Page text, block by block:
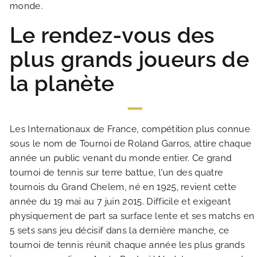
ACCUEIL
HOTEL ET SERVICES
monde.
Le rendez-vous des
plus grands joueurs de
la planète
Les Internationaux de France, compétition plus connue
sous le nom de Tournoi de Roland Garros, attire chaque
année un public venant du monde entier. Ce grand
tournoi de tennis sur terre battue, l'un des quatre
tournois du Grand Chelem, né en 1925, revient cette
année du 19 mai au 7 juin 2015. Difficile et exigeant
physiquement de part sa surface lente et ses matchs en
5 sets sans jeu décisif dans la dernière manche, ce
tournoi de tennis réunit chaque année les plus grands